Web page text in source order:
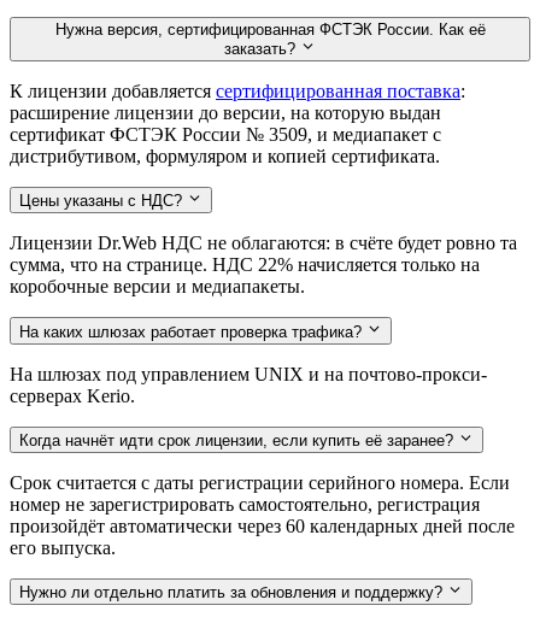
Нужна версия, сертифицированная ФСТЭК России. Как её
заказать?
К лицензии добавляется сертифицированная поставка:
расширение лицензии до версии, на которую выдан
сертификат ФСТЭК России № 3509, и медиапакет с
дистрибутивом, формуляром и копией сертификата.
Цены указаны с НДС?
Лицензии Dr.Web НДС не облагаются: в счёте будет ровно та
сумма, что на странице. НДС 22% начисляется только на
коробочные версии и медиапакеты.
На каких шлюзах работает проверка трафика?
На шлюзах под управлением UNIX и на почтово-прокси-
серверах Kerio.
Когда начнёт идти срок лицензии, если купить её заранее?
Срок считается с даты регистрации серийного номера. Если
номер не зарегистрировать самостоятельно, регистрация
произойдёт автоматически через 60 календарных дней после
его выпуска.
Нужно ли отдельно платить за обновления и поддержку?